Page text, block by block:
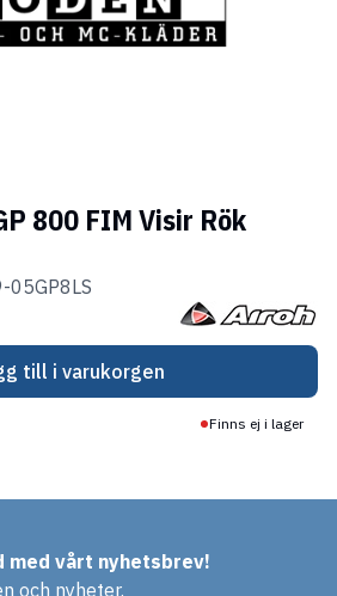
800 FIM Visir Rök
till i varukorgen
Finns ej i lager
med vårt nyhetsbrev!
och nyheter.